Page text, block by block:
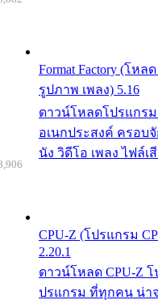
Format Factory (โหล
รูปภาพ เพลง) 5.16
ดาวน์โหลดโปรแกรม
อเนกประสงค์ ครอบ
นัง วิดีโอ เพลง ไฟล์เ
CPU-Z (โปรแกรม
2.20.1
ดาวน์โหลด CPU-Z
ปรแกรม ที่ทุกคน น่าจ